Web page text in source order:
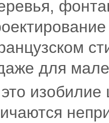
для
изобилие